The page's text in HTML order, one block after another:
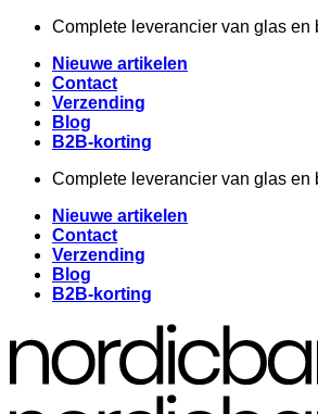
inhoud
Complete leverancier van glas en
Nieuwe artikelen
Contact
Verzending
Blog
B2B-korting
Complete leverancier van glas en
Nieuwe artikelen
Contact
Verzending
Blog
B2B-korting